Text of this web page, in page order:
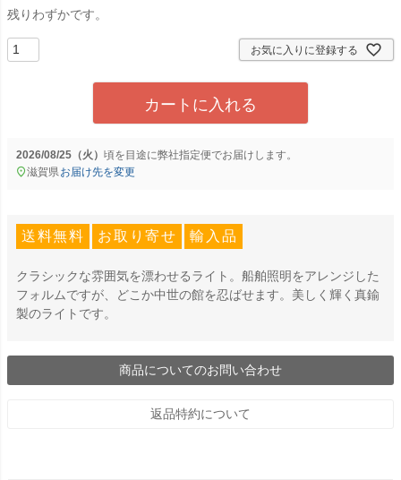
残りわずかです。
お気に入りに登録する
カートに入れる
2026/08/25（火） に弊社指定便でお届けします。
滋賀県 お届け先を変更
送料無料 お取り寄せ 輸入品
クラシックな雰囲気を漂わせるライト。船舶照明をアレンジした
フォルムですが、どこか中世の館を忍ばせます。美しく輝く真鍮
製のライトです。
商品についてのお問い合わせ
返品特約について